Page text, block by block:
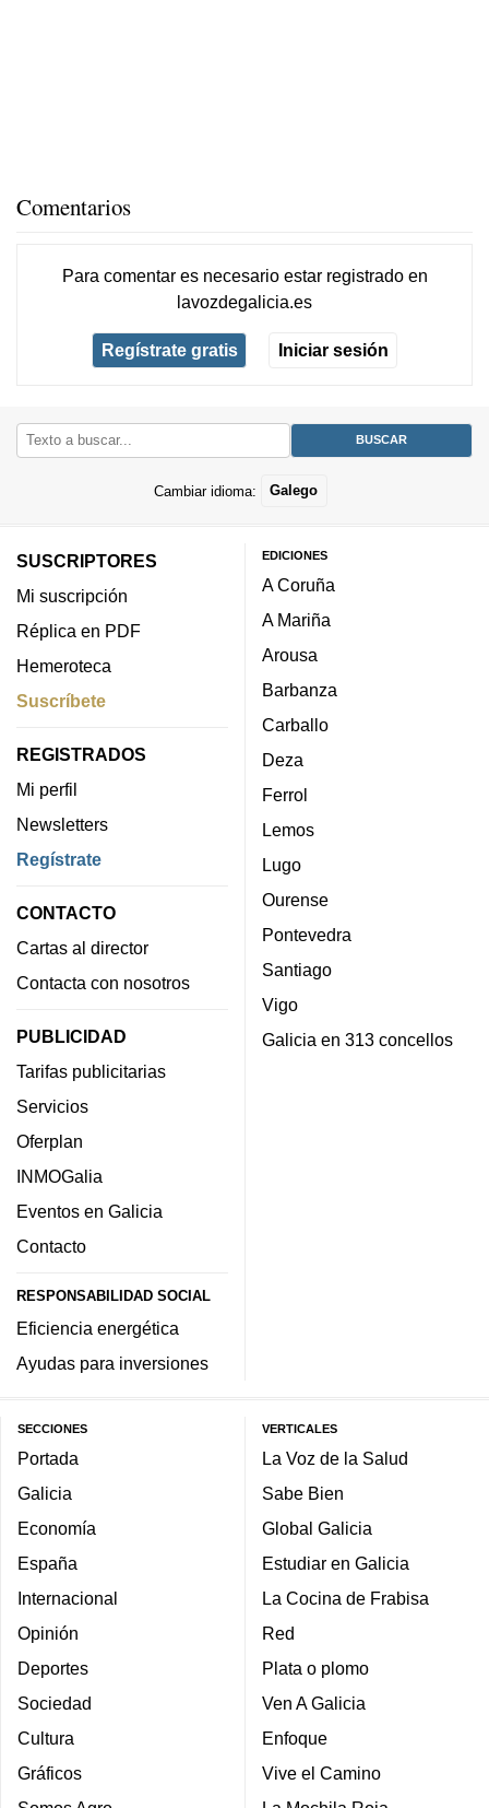
Comentarios
Para comentar es necesario estar registradoen
lavozdegalicia.es
Regístrate gratis Iniciar sesión
Cambiar idioma: Galego
SUSCRIPTORES
Mi suscripción
Réplica en PDF
Hemeroteca
Suscríbete
REGISTRADOS
Mi perfil
Newsletters
Regístrate
CONTACTO
Cartas al director
Contacta con nosotros
PUBLICIDAD
Tarifas publicitarias
Servicios
Oferplan
INMOGalia
Eventos en Galicia
Contacto
RESPONSABILIDAD SOCIAL
Eficiencia energética
Ayudas para inversiones
EDICIONES
A Coruña
A Mariña
Arousa
Barbanza
Carballo
Deza
Ferrol
Lemos
Lugo
Ourense
Pontevedra
Santiago
Vigo
Galicia en 313 concellos
SECCIONES
Portada
Galicia
Economía
España
Internacional
Opinión
Deportes
Sociedad
Cultura
Gráficos
VERTICALES
La Voz de la Salud
Sabe Bien
Global Galicia
Estudiar en Galicia
La Cocina de Frabisa
Red
Plata o plomo
Ven A Galicia
Enfoque
Vive el Camino